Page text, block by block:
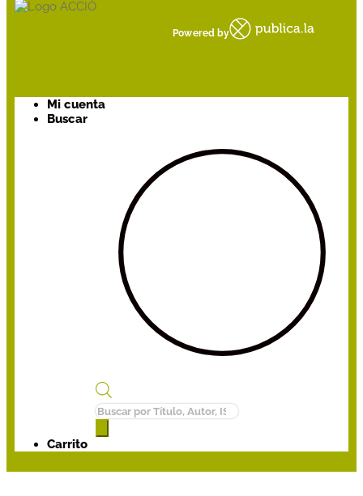
Powered by
Mi cuenta
Buscar
Búsqueda
de
productos
Carrito